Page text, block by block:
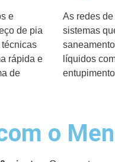
e
de pia
rápida e
de
As redes
sistemas
líquidos
o